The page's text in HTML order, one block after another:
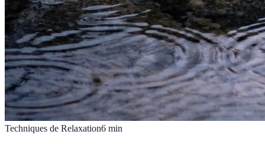
Techniques de Relaxation6 min